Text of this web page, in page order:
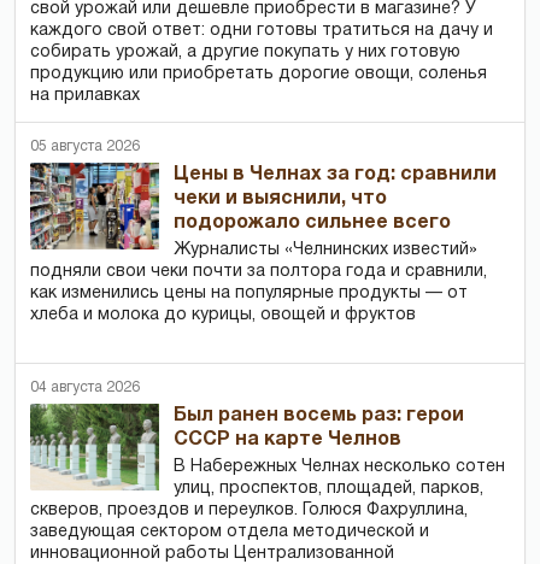
свой урожай или дешевле приобрести в магазине? У
каждого свой ответ: одни готовы тратиться на дачу и
собирать урожай, а другие покупать у них готовую
продукцию или приобретать дорогие овощи, соленья
на прилавках
05 августа 2026
Цены в Челнах за год: сравнили
чеки и выяснили, что
подорожало сильнее всего
Журналисты «Челнинских известий»
подняли свои чеки почти за полтора года и сравнили,
как изменились цены на популярные продукты — от
хлеба и молока до курицы, овощей и фруктов
04 августа 2026
Был ранен восемь раз: герои
СССР на карте Челнов
В Набережных Челнах несколько сотен
улиц, проспектов, площадей, парков,
скверов, проездов и переулков. Голюся Фахруллина,
заведующая сектором отдела методической и
инновационной работы Централизованной